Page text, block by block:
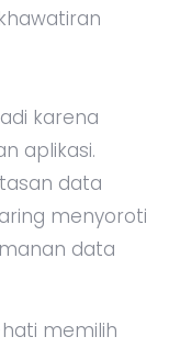
karena
aplikasi.
data
menyoroti
data
memilih